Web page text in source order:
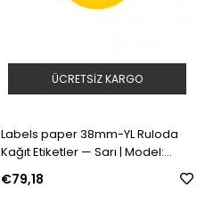
Labels paper 38mm-YL Ruloda
Kağıt Etiketler — Sarı | Model:
30664 | SKU: Y689404
€79,18
ÜCRETSIZ KARGO